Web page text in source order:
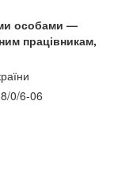
особами —
працівникам,
0/6-06